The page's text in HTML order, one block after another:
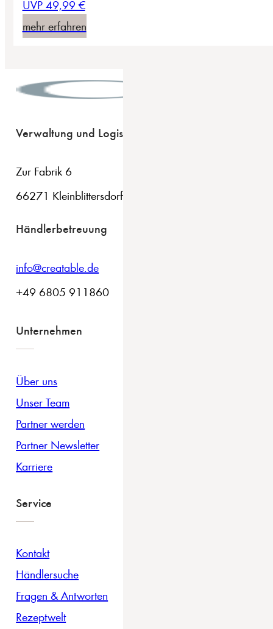
UVP 49,99 €
mehr erfahren
Verwaltung und Logistik
Zur Fabrik 6
66271 Kleinblittersdorf
Händlerbetreuung
info@creatable.de
+49 6805 911860
Unternehmen
Über uns
Unser Team
Partner werden
Partner Newsletter
Karriere
Service
Kontakt
Händlersuche
Fragen & Antworten
Rezeptwelt